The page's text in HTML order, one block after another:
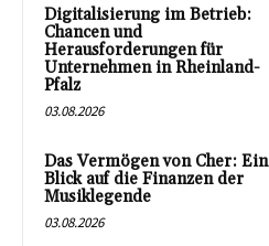
Digitalisierung im Betrieb:
Chancen und
Herausforderungen für
Unternehmen in Rheinland-
Pfalz
03.08.2026
Das Vermögen von Cher: Ein
Blick auf die Finanzen der
Musiklegende
03.08.2026